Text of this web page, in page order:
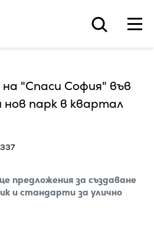
"Спаси София" във
парк в квартал
337
предложения за създаване
и стандарти за улично